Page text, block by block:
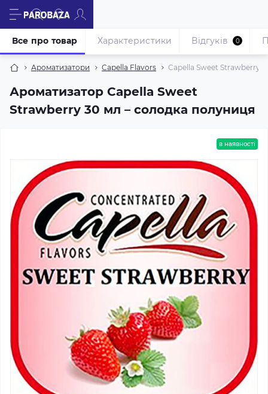
Ароматизатори Capella Flavors Capella Sweet Strawberry
Ароматизатор Capella Sweet
Strawberry 30 мл – солодка полуниця
Все про товар Характеристики Відгуків 0
в наявності